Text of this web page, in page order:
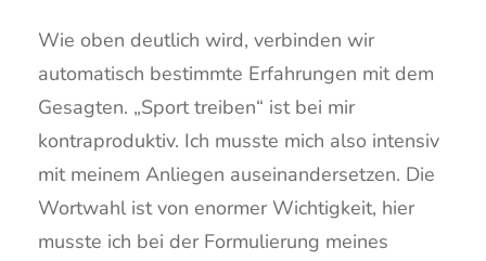
Wie oben deutlich wird, verbinden wir
automatisch bestimmte Erfahrungen mit dem
Gesagten. „Sport treiben“ ist bei mir
kontraproduktiv. Ich musste mich also intensiv
mit meinem Anliegen auseinandersetzen. Die
Wortwahl ist von enormer Wichtigkeit, hier
musste ich bei der Formulierung meines